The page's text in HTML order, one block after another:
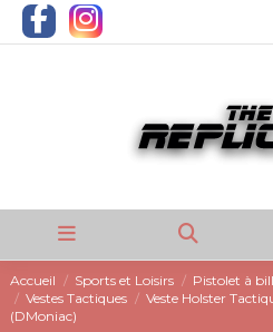
Accueil Sports et Loisirs Pistolet à
Vestes Tactiques
Veste Holster
(DMoniac)